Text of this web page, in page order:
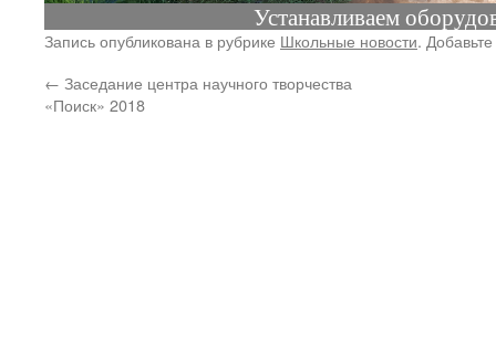
Спуск на воду
Запись опубликована в рубрике Школьные новости.
← Заседание центра научного творчества
«Поиск» 2018